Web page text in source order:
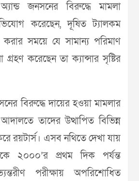
জনসনের বিরুদ্ধে মামলা
করেছেন, দূষিত ট্যালকম
করার সময়ে যে সামান্য পরিমাণ
করেছেন তা ক্যান্সার সৃষ্টির
বিরুদ্ধে দায়ের হওয়া মামলার
তাদের উত্থাপিত বিভিন্ন
রয়টার্স। এসব নথিতে দেখা যায়
২০০০’র প্রথম দিক পর্যন্ত
পরীক্ষায় অপরিশোধিত